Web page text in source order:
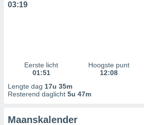
03:19
Eerste licht
01:51
Hoogste punt
12:08
Lengte dag 17u 35m
Resterend daglicht 5u 47m
Maanskalender